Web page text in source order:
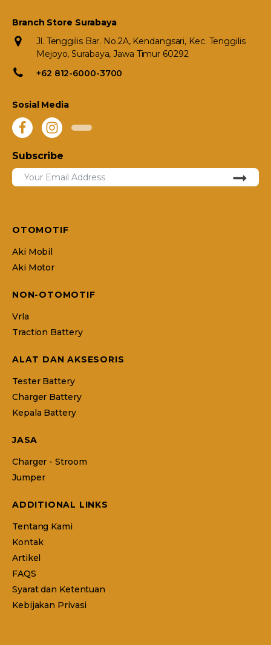
Branch Store Surabaya
Jl. Tenggilis Bar. No.2A, Kendangsari, Kec. Tenggilis
Mejoyo, Surabaya, Jawa Timur 60292
+62 812-6000-3700
Sosial Media
Subscribe
OTOMOTIF
Aki Mobil
Aki Motor
NON-OTOMOTIF
Vrla
Traction Battery
ALAT DAN AKSESORIS
Tester Battery
Charger Battery
Kepala Battery
JASA
Charger - Stroom
Jumper
ADDITIONAL LINKS
Tentang Kami
Kontak
Artikel
FAQS
Syarat dan Ketentuan
Kebijakan Privasi